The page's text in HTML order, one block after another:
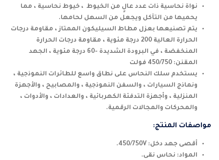
نواة نحاسية ذات عدد عالٍ من الخيوط ، خيوط نحاسية ، مما
يحميها من التآكل ويجعل من السهل لحامها.
يتم تصنيعها بعزل مطاط السيليكون الممتاز ، مقاومة درجات
الحرارة العالية 200 درجة مئوية ، مقاومة درجات الحرارة
المنخفضة ، في البرودة الشديدة -60 درجة مئوية ، الجهد
المقنن: 450/750 فولت
يستخدم سلك النحاس على نطاق واسع للطائرات النموذجية ،
ونماذج السيارات ، والسفن النموذجية ، والمصابيح ، والأجهزة
المنزلية ، وأجهزة التدفئة الكهربائية ، والعدادات ، والأدوات ،
والمحركات والمجالات الرقمية.
مواصفات المنتج:
أقصى جهد دخل: 450/750V.
المواد: نحاس نقى.